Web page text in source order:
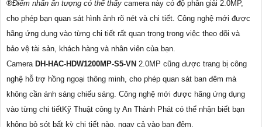
®️Điểm nhấn ấn tượng có thể thấy camera này có độ phân giải 2.0MP,
cho phép bạn quan sát hình ảnh rõ nét và chi tiết. Công nghệ mới được
hãng ứng dụng vào từng chi tiết rất quan trọng trong việc theo dõi và
bảo vệ tài sản, khách hàng và nhân viên của bạn.
Camera DH-HAC-HDW1200MP-S5-VN 2.0MP cũng được trang bị công
nghệ hỗ trợ hồng ngoại thông minh, cho phép quan sát ban đêm mà
không cần ánh sáng chiếu sáng. Công nghệ mới được hãng ứng dụng
vào từng chi tiếtKỹ Thuật công ty An Thành Phát có thể nhận biết bạn
không bỏ sót bất kỳ chi tiết nào, ngay cả vào ban đêm.